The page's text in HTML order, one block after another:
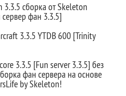
3.3.5 сборка от Skeleton
фан 3.3.5]
3.3.5 YTDB 600 [Trinity
3.3.5 [Fun server 3.3.5] без
фан сервера на основе
by Skeleton!